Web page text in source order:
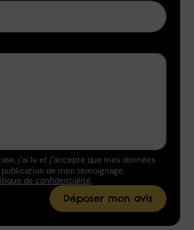
j’ai lu et j’accepte que mes données
de mon témoignage,
de confidentialité.